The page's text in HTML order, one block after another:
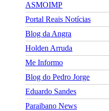
ASMOIMP
Portal Reais Notí­cias
Blog da Angra
Holden Arruda
Me Informo
Blog do Pedro Jorge
Eduardo Sandes
Paraibano News